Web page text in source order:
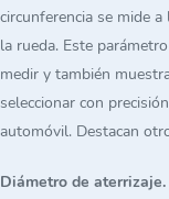
circunferencia se mide
la rueda. Este
medir y también
seleccionar con
automóvil. Destacan
Diámetro de aterrizaje.